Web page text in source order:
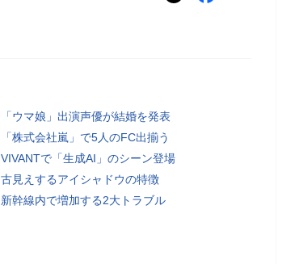
「ウマ娘」出演声優が結婚を発表
「株式会社嵐」で5人のFC出揃う
VIVANTで「生成AI」のシーン登場
古見えするアイシャドウの特徴
新幹線内で増加する2大トラブル